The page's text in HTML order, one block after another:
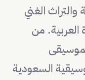
الغني
من
السعودية